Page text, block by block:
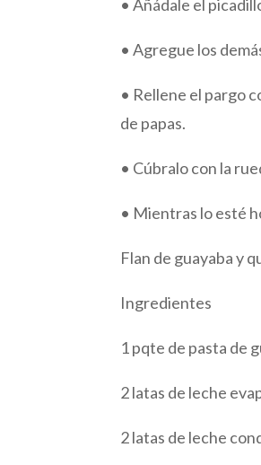
• Añádale el
• Agregue los
• Rellene el pargo
de papas.
• Cúbralo con la
• Mientras lo esté
Flan de guayaba y
Ingredientes
1 pqte de pasta de
2 latas de leche
2 latas de leche